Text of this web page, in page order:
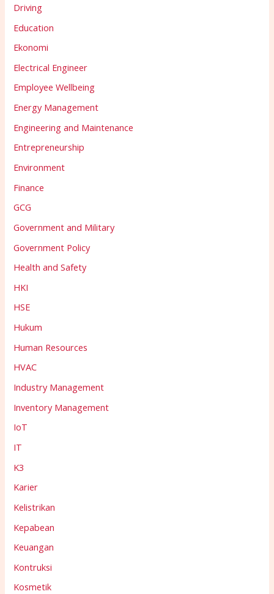
Driving
Education
Ekonomi
Electrical Engineer
Employee Wellbeing
Energy Management
Engineering and Maintenance
Entrepreneurship
Environment
Finance
GCG
Government and Military
Government Policy
Health and Safety
HKI
HSE
Hukum
Human Resources
HVAC
Industry Management
Inventory Management
IoT
IT
K3
Karier
Kelistrikan
Kepabean
Keuangan
Kontruksi
Kosmetik